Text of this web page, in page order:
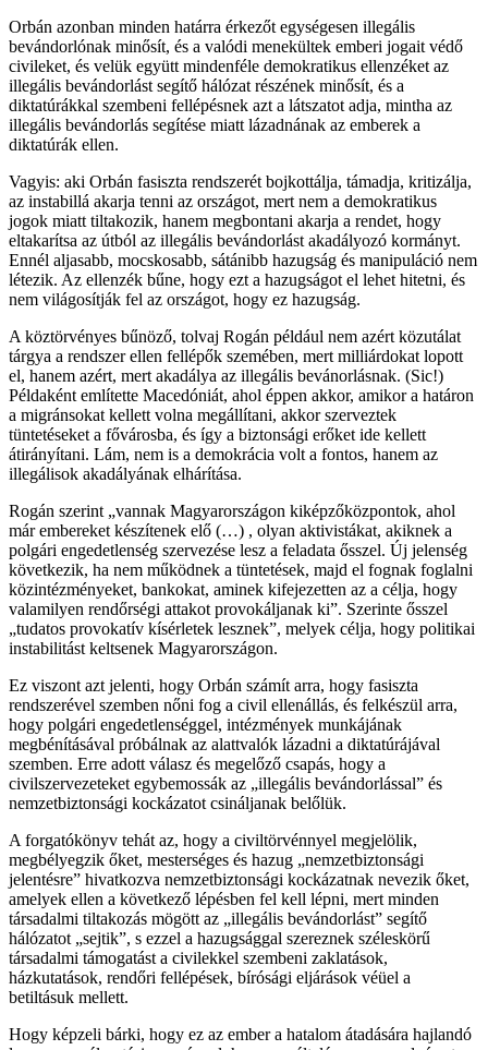
Orbán azonban minden határra érkezőt egységesen illegális
bevándorlónak minősít, és a valódi menekültek emberi jogait védő
civileket, és velük együtt mindenféle demokratikus ellenzéket az
illegális bevándorlást segítő hálózat részének minősít, és a
diktatúrákkal szembeni fellépésnek azt a látszatot adja, mintha az
illegális bevándorlás segítése miatt lázadnának az emberek a
diktatúrák ellen.
Vagyis: aki Orbán fasiszta rendszerét bojkottálja, támadja, kritizálja,
az instabillá akarja tenni az országot, mert nem a demokratikus
jogok miatt tiltakozik, hanem megbontani akarja a rendet, hogy
eltakarítsa az útból az illegális bevándorlást akadályozó kormányt.
Ennél aljasabb, mocskosabb, sátánibb hazugság és manipuláció nem
létezik. Az ellenzék bűne, hogy ezt a hazugságot el lehet hitetni, és
nem világosítják fel az országot, hogy ez hazugság.
A köztörvényes bűnöző, tolvaj Rogán például nem azért közutálat
tárgya a rendszer ellen fellépők szemében, mert milliárdokat lopott
el, hanem azért, mert akadálya az illegális bevánorlásnak. (Sic!)
Példaként említette Macedóniát, ahol éppen akkor, amikor a határon
a migránsokat kellett volna megállítani, akkor szerveztek
tüntetéseket a fővárosba, és így a biztonsági erőket ide kellett
átirányítani. Lám, nem is a demokrácia volt a fontos, hanem az
illegálisok akadályának elhárítása.
Rogán szerint „vannak Magyarországon kiképzőközpontok, ahol
már embereket készítenek elő (…) , olyan aktivistákat, akiknek a
polgári engedetlenség szervezése lesz a feladata ősszel. Új jelenség
következik, ha nem működnek a tüntetések, majd el fognak foglalni
közintézményeket, bankokat, aminek kifejezetten az a célja, hogy
valamilyen rendőrségi attakot provokáljanak ki”. Szerinte ősszel
„tudatos provokatív kísérletek lesznek”, melyek célja, hogy politikai
instabilitást keltsenek Magyarországon.
Ez viszont azt jelenti, hogy Orbán számít arra, hogy fasiszta
rendszerével szemben nőni fog a civil ellenállás, és felkészül arra,
hogy polgári engedetlenséggel, intézmények munkájának
megbénításával próbálnak az alattvalók lázadni a diktatúrájával
szemben. Erre adott válasz és megelőző csapás, hogy a
civilszervezeteket egybemossák az „illegális bevándorlással” és
nemzetbiztonsági kockázatot csináljanak belőlük.
A forgatókönyv tehát az, hogy a civiltörvénnyel megjelölik,
megbélyegzik őket, mesterséges és hazug „nemzetbiztonsági
jelentésre” hivatkozva nemzetbiztonsági kockázatnak nevezik őket,
amelyek ellen a következő lépésben fel kell lépni, mert minden
társadalmi tiltakozás mögött az „illegális bevándorlást” segítő
hálózatot „sejtik”, s ezzel a hazugsággal szereznek széleskörű
társadalmi támogatást a civilekkel szembeni zaklatások,
házkutatások, rendőri fellépések, bírósági eljárások véüel a
betiltásuk mellett.
Hogy képzeli bárki, hogy ez az ember a hatalom átadására hajlandó